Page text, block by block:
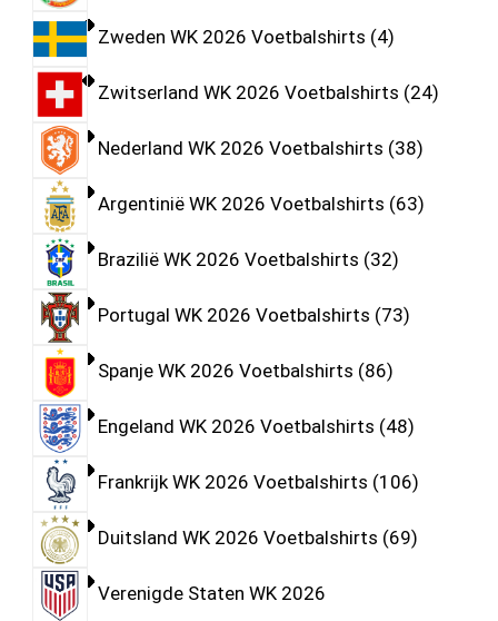
Zweden WK 2026 Voetbalshirts 4
Zwitserland WK 2026 Voetbalshirts 24
Nederland WK 2026 Voetbalshirts 38
Argentinië WK 2026 Voetbalshirts 63
Brazilië WK 2026 Voetbalshirts 32
Portugal WK 2026 Voetbalshirts 73
Spanje WK 2026 Voetbalshirts 86
Engeland WK 2026 Voetbalshirts 48
Frankrijk WK 2026 Voetbalshirts 106
Duitsland WK 2026 Voetbalshirts 69
Verenigde Staten WK 2026